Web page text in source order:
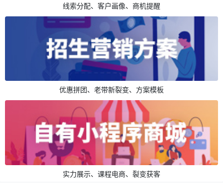
线索分配、客户画像、商机提醒
优惠拼团、老带新裂变、方案模板
实力展示、课程电商、裂变获客